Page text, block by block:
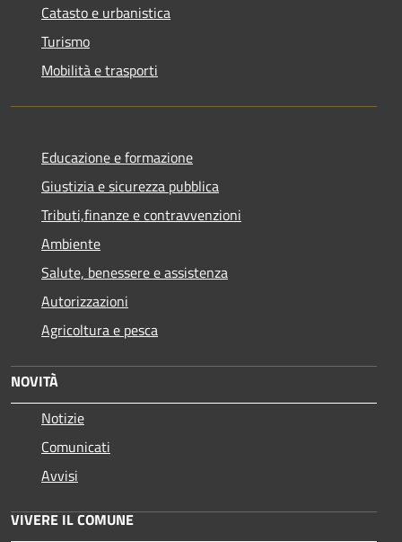
Catasto e urbanistica
Turismo
Mobilità e trasporti
Educazione e formazione
Giustizia e sicurezza pubblica
Tributi,finanze e contravvenzioni
Ambiente
Salute, benessere e assistenza
Autorizzazioni
Agricoltura e pesca
NOVITÀ
Notizie
Comunicati
Avvisi
VIVERE IL COMUNE